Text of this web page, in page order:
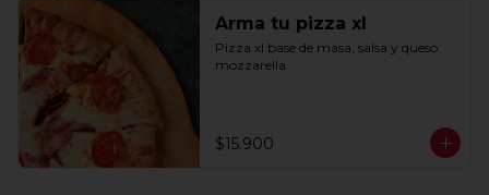
Arma tu pizza xl
Pizza xl base de masa, salsa y queso
mozzarella
$15.900